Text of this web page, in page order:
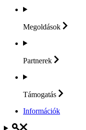
Megoldások
Partnerek
Támogatás
Információk